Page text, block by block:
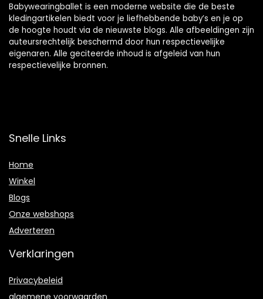
Babywearingballet is een moderne website die de beste
kledingartikelen biedt voor je liefhebbende baby’s en je op
de hoogte houdt via de nieuwste blogs. Alle afbeeldingen zijn
auteursrechtelijk beschermd door hun respectievelijke
eigenaren. Alle geciteerde inhoud is afgeleid van hun
respectievelijke bronnen.
Snelle Links
Home
Winkel
Blogs
Onze webshops
Adverteren
Verklaringen
Privacybeleid
algemene voorwaarden